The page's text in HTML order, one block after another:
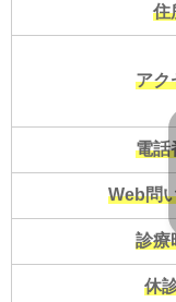
住
アク
電話
Web問
診療
休